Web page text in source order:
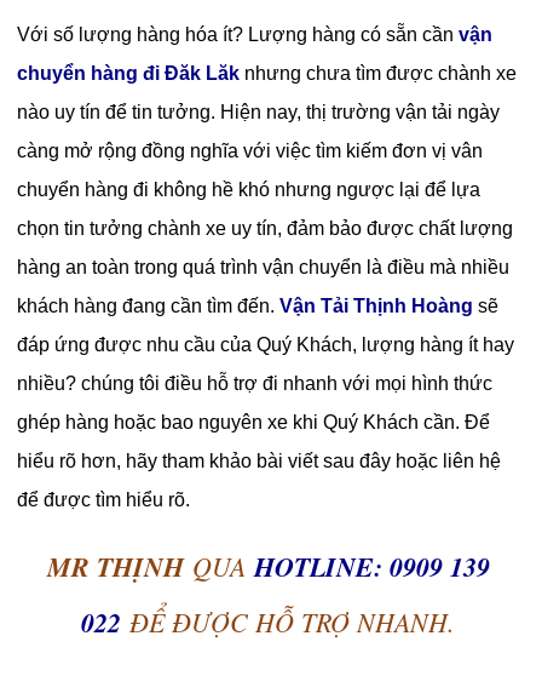
Với số lượng hàng hóa ít? Lượng hàng có sẵn cầnvận
chuyển hàng đi Đăk Lăk nhưng chưa tìm được chành xe
nào uy tín để tin tưởng. Hiện nay, thị trường vận tải ngày
càng mở rộng đồng nghĩa với việc tìm kiếm đơn vị vân
chuyển hàng đi không hề khó nhưng ngược lại để lựa
chọn tin tưởng chành xe uy tín, đảm bảo được chất lượng
hàng an toàn trong quá trình vận chuyển là điều mà nhiều
khách hàng đang cần tìm đến.Vận Tải Thịnh Hoàng sẽ
đáp ứng được nhu cầu của Quý Khách, lượng hàng ít hay
nhiều? chúng tôi điều hỗ trợ đi nhanh với mọi hình thức
ghép hàng hoặc bao nguyên xe khi Quý Khách cần. Để
hiểu rõ hơn, hãy tham khảo bài viết sau đây hoặc liên hệ
để được tìm hiểu rõ.
MR THỊNHQUA HOTLINE: 0909 139
022 ĐỂ ĐƯỢC HỖ TRỢ NHANH.